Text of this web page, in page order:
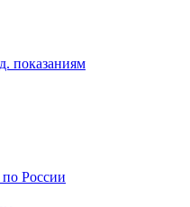
показаниям
России